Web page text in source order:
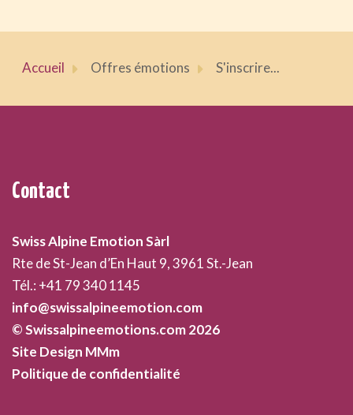
Accueil Offres émotions S'inscrire...
Contact
Swiss Alpine Emotion Sàrl
Rte de St-Jean d’En Haut 9, 3961 St.-Jean
Tél.: +41 79 340 1145
info@swissalpineemotion.com
© Swissalpineemotions.com 2026
Site Design MMm
Politique de confidentialité